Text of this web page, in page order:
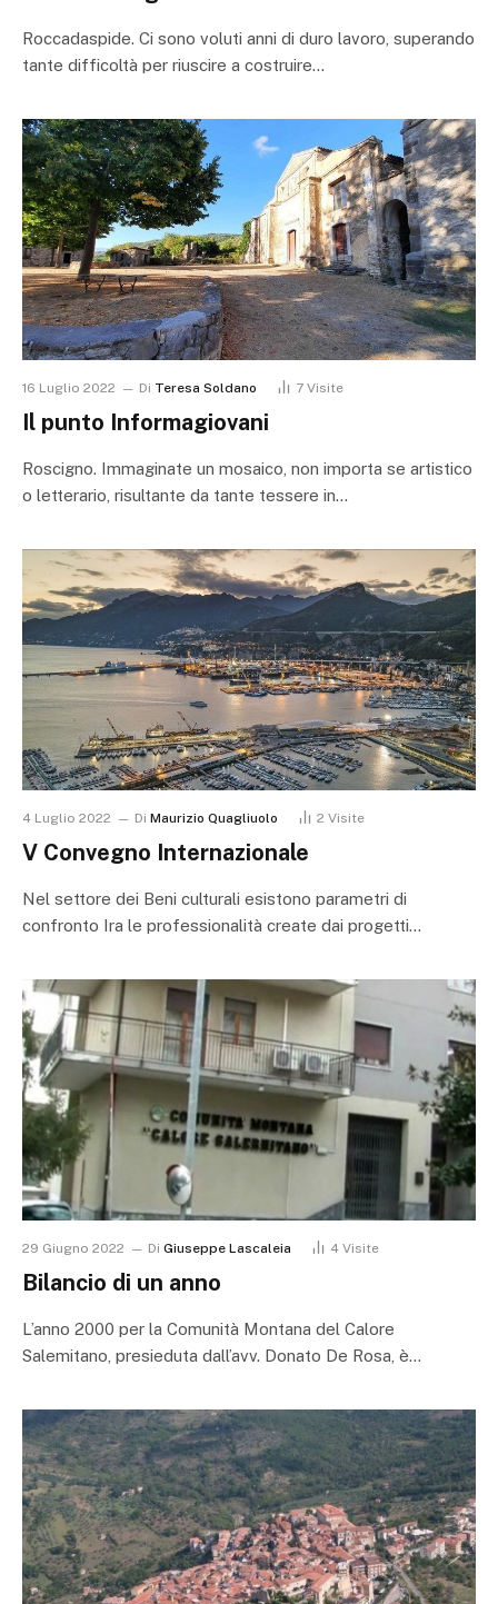
Roccadaspide. Ci sono voluti anni di duro lavoro, superando
tante difficoltà per riuscire a costruire…
16 Luglio 2022 Di Teresa Soldano 7 Visite
Il punto Informagiovani
Roscigno. Immaginate un mosaico, non importa se artistico
o letterario, risultante da tante tessere in…
4 Luglio 2022 Di Maurizio Quagliuolo 2 Visite
V Convegno Internazionale
Nel settore dei Beni culturali esistono parametri di
confronto Ira le professionalità create dai progetti…
29 Giugno 2022 Di Giuseppe Lascaleia 4 Visite
Bilancio di un anno
L’anno 2000 per la Comunità Montana del Calore
Salemitano, presieduta dall’avv. Donato De Rosa, è…